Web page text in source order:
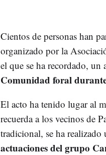
Cientos de personas han
organizado por la
el que se ha recordado, un
Comunidad foral
El acto ha tenido lugar al
recuerda a los vecinos de
tradicional, se ha
actuaciones del grupo